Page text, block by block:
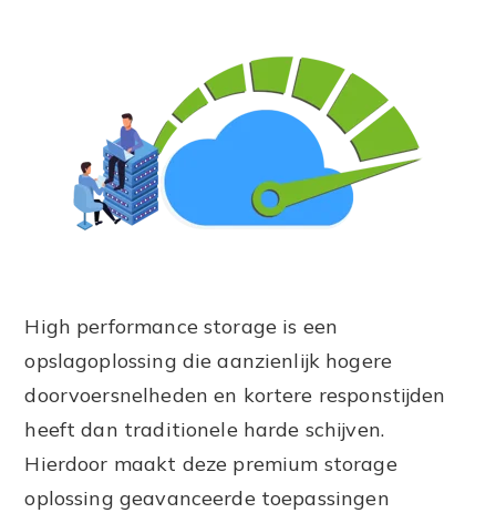
High performance storage is een
opslagoplossing die aanzienlijk hogere
doorvoersnelheden en kortere responstijden
heeft dan traditionele harde schijven.
Hierdoor maakt deze premium storage
oplossing geavanceerde toepassingen